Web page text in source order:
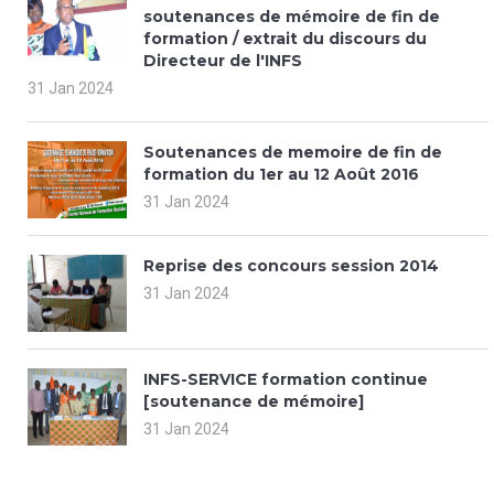
soutenances de mémoire de fin de
formation / extrait du discours du
Directeur de l'INFS
31 Jan 2024
Soutenances de memoire de fin de
formation du 1er au 12 Août 2016
31 Jan 2024
Reprise des concours session 2014
31 Jan 2024
INFS-SERVICE formation continue
[soutenance de mémoire]
31 Jan 2024